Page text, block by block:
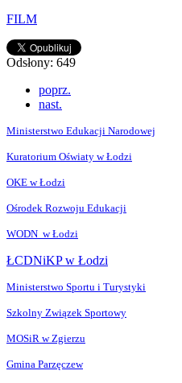
FILM
Odsłony: 649
poprz.
nast.
Ministerstwo Edukacji Narodowej
Kuratorium Oświaty w Łodzi
OKE w Łodzi
Ośrodek Rozwoju Edukacji
WODN w Łodzi
ŁCDNiKP w Łodzi
Ministerstwo Sportu i Turystyki
Szkolny Związek Sportowy
MOSiR w Zgierzu
Gmina Parzęczew